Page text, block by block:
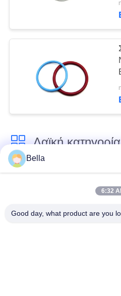
Λαϊκή κατηγορία
Κοινή βαλβίδα
Bella
6:32
Good day, what product are you